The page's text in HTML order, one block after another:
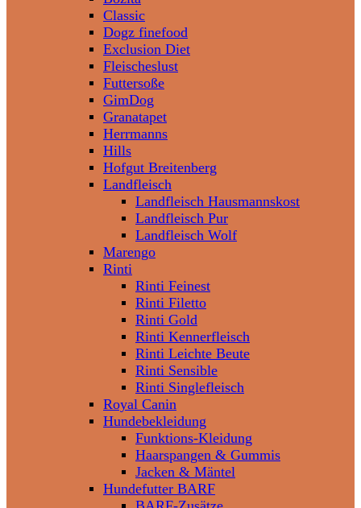
Classic
Dogz finefood
Exclusion Diet
Fleischeslust
Futtersoße
GimDog
Granatapet
Herrmanns
Hills
Hofgut Breitenberg
Landfleisch
Landfleisch Hausmannskost
Landfleisch Pur
Landfleisch Wolf
Marengo
Rinti
Rinti Feinest
Rinti Filetto
Rinti Gold
Rinti Kennerfleisch
Rinti Leichte Beute
Rinti Sensible
Rinti Singlefleisch
Royal Canin
Hundebekleidung
Funktions-Kleidung
Haarspangen & Gummis
Jacken & Mäntel
Hundefutter BARF